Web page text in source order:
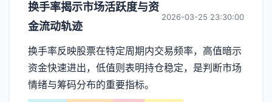
换手率揭示市场活跃度与资
金流动轨迹
2026-03-25 23:30:00
换手率反映股票在特定周期内交易频率，高值暗示
资金快速进出，低值则表明持仓稳定，是判断市场
情绪与筹码分布的重要指标。